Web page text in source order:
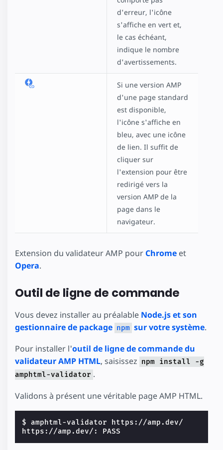
d'erreur, l'icône
s'affiche en vert et,
le cas échéant,
indique le nombre
d'avertissements.
Si une version AMP
d'une page standard
est disponible,
l'icône s'affiche en
bleu, avec une icône
de lien. Il suffit de
cliquer sur
l'extension pour être
redirigé vers la
version AMP de la
page dans le
navigateur.
Extension du validateur AMP pour Chrome et
Opera.
Outil de ligne de commande
Vous devez installer au préalable Node.js et son
gestionnaire de package npm sur votre système.
Pour installer l'outil de ligne de commande du
validateur AMP HTML, saisissez npm install -g
amphtml-validator .
Validons à présent une véritable page AMP HTML.
$
https://amp.dev/: PASS